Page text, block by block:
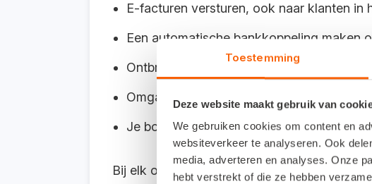
Toestemming
Deze website maakt gebruik van
We gebruiken cookies om content en
websiteverkeer te analyseren. Ook
media, adverteren en analyses. Onze
hebt verstrekt of die ze hebben
E-facturen versturen, ook naar klanten in
Een automatische bankkoppeling maken
Ontbrekende bankmutaties ophalen
Omgaan met een probleem of bug in
Je boekjaar afsluiten in jouw Snelstart-
Bij elk onderwerp krijg je duidelijke uitleg